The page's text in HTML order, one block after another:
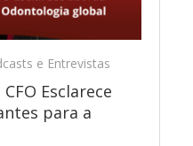
e Entrevistas
Esclarece
para a